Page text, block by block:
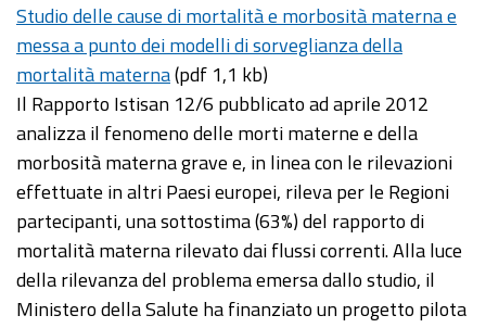
Studio delle cause di mortalità e morbosità materna e
messa a punto dei modelli di sorveglianza della
mortalità materna(pdf 1,1 kb)
Il Rapporto Istisan 12/6 pubblicato ad aprile 2012
analizza il fenomeno delle morti materne e della
morbosità materna grave e, in linea con le rilevazioni
effettuate in altri Paesi europei, rileva per le Regioni
partecipanti, una sottostima (63%) del rapporto di
mortalità materna rilevato dai flussi correnti. Alla luce
della rilevanza del problema emersa dallo studio, il
Ministero della Salute ha finanziato un progetto pilota